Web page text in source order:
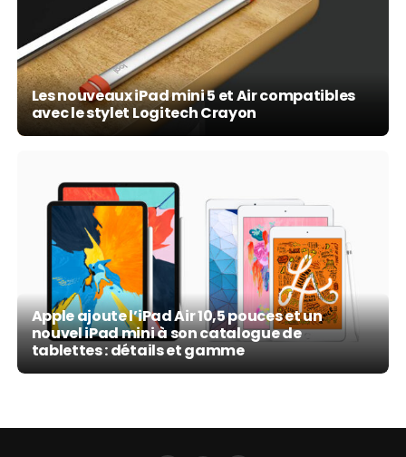
Les nouveaux iPad mini 5 et Air compatibles
avec le stylet Logitech Crayon
Apple ajoute l’iPad Air 10,5 pouces et un
nouvel iPad mini à son catalogue de
tablettes : détails et gamme